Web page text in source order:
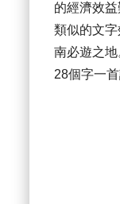
的經濟效益
類似的文
南必遊之地
28個字一